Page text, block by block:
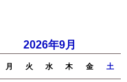
2026年9月
月 火 水 木 金 土